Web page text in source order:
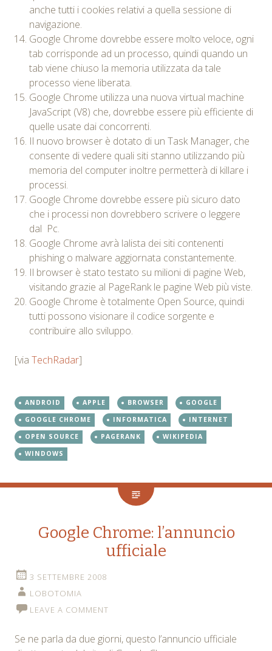
anche tutti i cookies relativi a quella sessione di
navigazione.
Google Chrome dovrebbe essere molto veloce, ogni
tab corrisponde ad un processo, quindi quando un
tab viene chiuso la memoria utilizzata da tale
processo viene liberata.
Google Chrome utilizza una nuova virtual machine
JavaScript (V8) che, dovrebbe essere più efficiente di
quelle usate dai concorrenti.
Il nuovo browser è dotato di un Task Manager, che
consente di vedere quali siti stanno utilizzando più
memoria del computer inoltre permetterà di killare i
processi.
Google Chrome dovrebbe essere più sicuro dato
che i processi non dovrebbero scrivere o leggere
dal Pc.
Google Chrome avrà lalista dei siti contenenti
phishing o malware aggiornata constantemente.
Il browser è stato testato su milioni di pagine Web,
visitando grazie al PageRank le pagine Web più viste.
Google Chrome è totalmente Open Source, quindi
tutti possono visionare il codice sorgente e
contribuire allo sviluppo.
[via TechRadar]
ANDROID APPLE BROWSER
GOOGLE
GOOGLE CHROME
INFORMATICA
INTERNET
OPEN SOURCE
PAGERANK
WIKIPEDIA
WINDOWS
Google Chrome: l’annuncio
ufficiale
3 SETTEMBRE 2008
LOBOTOMIA
LEAVE A COMMENT
Se ne parla da due giorni, questo l’annuncio ufficiale